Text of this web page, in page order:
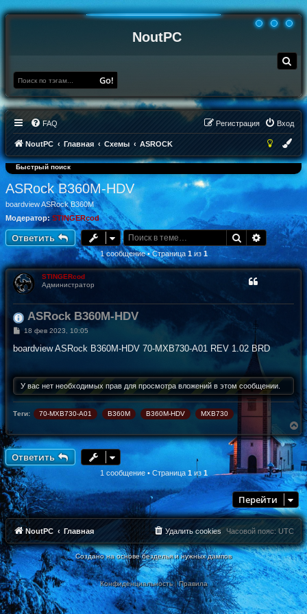
NoutPC
о
Go!
FAQ Вход
Регистрация
NoutPC Главная Схемы ASROCK
Быстрый поиск
ASRock B360M-HDV
boardview ASRock B360M
Модератор: STINGERcod
Ответить Поиск
1 сообщение • Страница 1из 1
STINGERcod
Администратор
ASRock B360M-HDV
С
о
н
и
е
18 фев 2023, 10:05
boardview ASRock B360M-HDV 70-MXB730-A01 REV 1.02 BRD
У вас нет необходимых прав для просмотра вложений в этом сообщении.
Теги: 70-MXB730-A01 B360M B360M-HDV MXB730
В
е
р
у
т
ь
с
я
к
н
а
ч
а
л
у
Ответить
1 сообщение • Страница 1из 1
Перейти
NoutPC Главная Часовой пояс: UTC
Удалить cookies
Создано на основе безделья и нужных дампов
Конфиденциальность|Правила